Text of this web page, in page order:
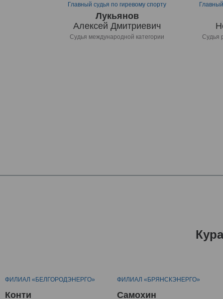
Главный судья по гиревому спорту
Лукьянов
Алексей Дмитриевич
Судья международной категории Судья
ФИЛИАЛ «БЕЛГОРОДЭНЕРГО»
Конти
ФИЛИАЛ «БРЯНСКЭНЕРГО»
Самохин